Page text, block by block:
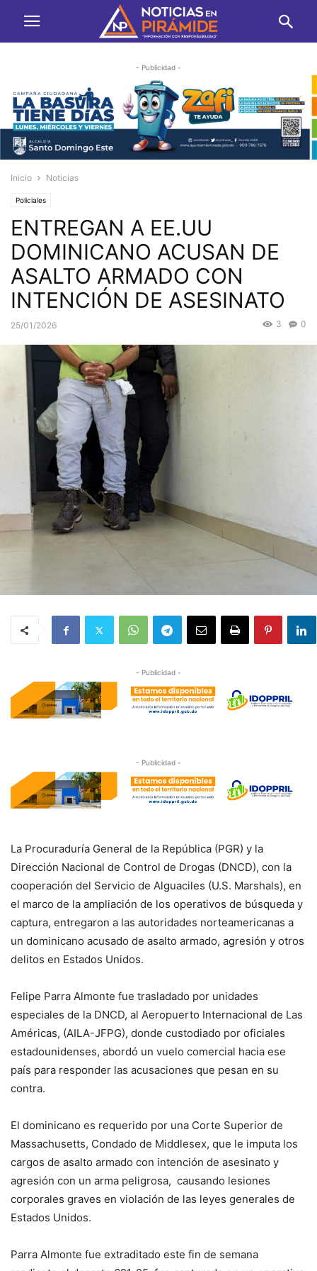
- Publicidad -
Inicio Noticias
Policiales
ENTREGAN A EE.UU
DOMINICANO ACUSAN DE
ASALTO ARMADO CON
INTENCIÓN DE ASESINATO
25/01/2026 0
3
- Publicidad -
- Publicidad -
La Procuraduría General de la República (PGR) y la
Dirección Nacional de Control de Drogas (DNCD), con la
cooperación del Servicio de Alguaciles (U.S. Marshals), en
el marco de la ampliación de los operativos de búsqueda y
captura, entregaron a las autoridades norteamericanas a
un dominicano acusado de asalto armado, agresión y otros
delitos en Estados Unidos.
Felipe Parra Almonte fue trasladado por unidades
especiales de la DNCD, al Aeropuerto Internacional de Las
Américas, (AILA-JFPG), donde custodiado por oficiales
estadounidenses, abordó un vuelo comercial hacia ese
país para responder las acusaciones que pesan en su
contra.
El dominicano es requerido por una Corte Superior de
Massachusetts, Condado de Middlesex, que le imputa los
cargos de asalto armado con intención de asesinato y
agresión con un arma peligrosa, causando lesiones
corporales graves en violación de las leyes generales de
Estados Unidos.
Parra Almonte fue extraditado este fin de semana